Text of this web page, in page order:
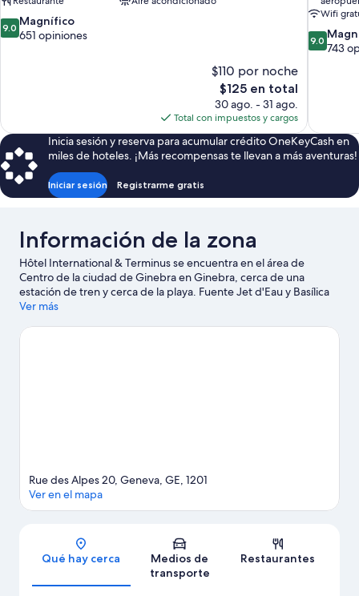
9.0
de
9.0 Magnífico
651 opiniones
$110 por noche
El
precio
actual
es
de
$125
$125 en total
30 ago. - 31 ago.
Total con impuestos y cargos
Wifi
9.0
de
9.0
743
Inicia sesión y reserva para acumular crédito OneKeyCash en
miles de hoteles. ¡Más recompensas te llevan a más aventuras!
Iniciar sesión Registrarme gratis
Información de la zona
Hôtel International & Terminus se encuentra en el área de
Centro de la ciudad de Ginebra en Ginebra, cerca de una
estación de tren y cerca de la playa. Fuente Jet d'Eau y Basílica
de Notre Dame son lugares emblemáticos locales, y algunos de
Playa de Ginebra. ¿Quieres asistir a un evento o partido mientras
Ver más
Sección del mapa
Rue des Alpes 20, Geneva, GE, 1201
Ver en el mapa
Qué hay cerca
Medios de
transporte
Restaurantes